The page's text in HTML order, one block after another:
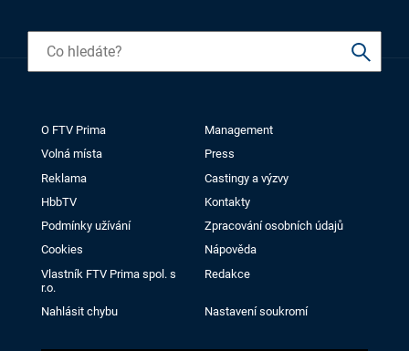
O FTV Prima
Management
Volná místa
Press
Reklama
Castingy a výzvy
HbbTV
Kontakty
Podmínky užívání
Zpracování osobních údajů
Cookies
Nápověda
Vlastník FTV Prima spol. s
r.o.
Redakce
Nahlásit chybu Nastavení soukromí